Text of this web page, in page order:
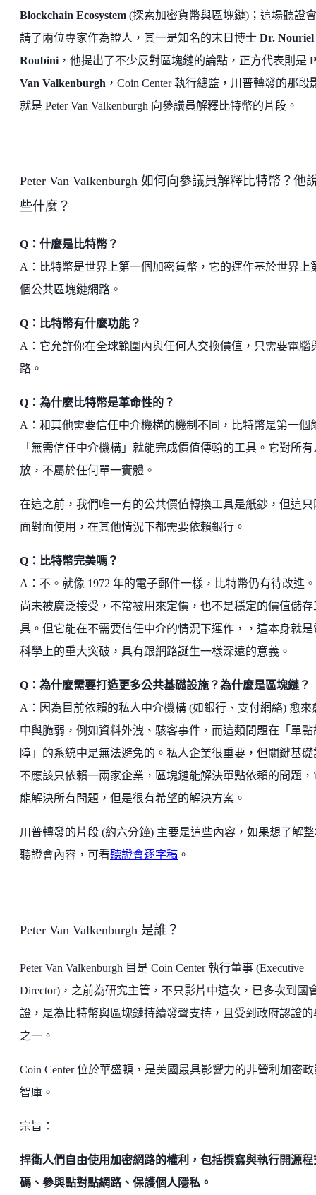
Blockchain Ecosystem (探索加密貨幣與區塊鏈)；這場聽證
請了兩位專家作為證人，其一是知名的末日博士 Dr. Nouriel
Roubini ，他提出了不少反對區塊鏈的論點，正方代表則是
Van Valkenburgh ，Coin Center 執行總監，川普轉發的那段
就是 Peter Van Valkenburgh 向參議員解釋比特幣的片段。
Peter Van Valkenburgh 如何向參議員解釋比特幣？他
些什麼？
Q：什麼是比特幣？
A：比特幣是世界上第一個加密貨幣，它的運作基於世界上
個公共區塊鏈網路。
Q：比特幣有什麼功能？
A：它允許你在全球範圍內與任何人交換價值，只需要電腦
路。
Q：為什麼比特幣是革命性的？
A：和其他需要信任中介機構的機制不同，比特幣是第一個
「無需信任中介機構」就能完成價值傳輸的工具。它對所有
放，不屬於任何單一實體。
在這之前，我們唯一有的公共價值轉換工具是紙鈔，但這只
面對面使用，在其他情況下都需要依賴銀行。
Q：比特幣完美嗎？
A：不。就像 1972 年的電子郵件一樣，比特幣仍有待改進
尚未被廣泛接受，不常被用來定價，也不是穩定的價值儲存
具。但它能在不需要信任中介的情況下運作，，這本身就是
科學上的重大突破，具有跟網路誕生一樣深遠的意義。
Q：為什麼需要打造更多公共基礎設施？為什麼是區塊鏈？
A：因為目前依賴的私人中介機構 (如銀行、支付網絡) 愈來
中與脆弱，例如資料外洩、駭客事件，而這類問題在「單點
障」的系統中是無法避免的。私人企業很重要，但關鍵基礎
不應該只依賴一兩家企業，區塊鏈能解決單點依賴的問題，
能解決所有問題，但是很有希望的解決方案。
川普轉發的片段 (約六分鐘) 主要是這些內容，如果想了解
聽證會內容，可看聽證會逐字稿 。
Peter Van Valkenburgh 是誰？
Peter Van Valkenburgh 目是 Coin Center 執行董事 (Executive
Director)，之前為研究主管，不只影片中這次，已多次到國
證，是為比特幣與區塊鏈持續發聲支持，且受到政府認證的
之一。
Coin Center 位於華盛頓，是美國最具影響力的非營利加密
智庫。
宗旨：
捍衛人們自由使用加密網路的權利，包括撰寫與執行開源程
碼、參與點對點網路、保護個人隱私。